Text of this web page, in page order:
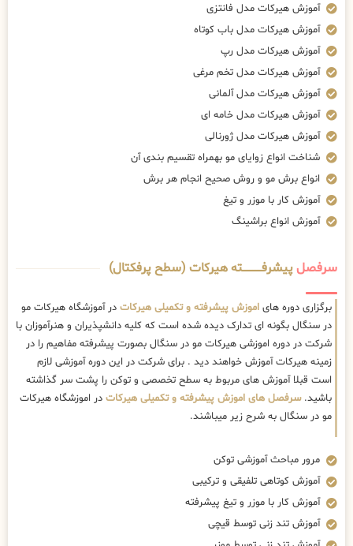
آموزش هیرکات مدل فانتزی
آموزش هیرکات مدل باب کوتاه
آموزش هیرکات مدل رپ
آموزش هیرکات مدل تخم مرغی
آموزش هیرکات مدل آلمانی
آموزش هیرکات مدل خامه ای
آموزش هیرکات مدل ژورنالی
شناخت انواع زوایای مو بهمراه تقسیم بندی آن
انواع برش مو و روش صحیح انجام هر برش
آموزش کار با موزر و تیغ
آموزش انواع براشینگ
سرفصلپیشرفــــــــــــته هیرکات (سطح پرفکتال)
برگزاری دوره های اموزش پیشرفته و تکمیلی هیرکات در آموزشگاه هیرکات مو
در سنگال بگونه ای تدارک دیده شده است که کلیه دانشپذیران و هنرآموزان با
شرکت در دوره اموزشی هیرکات مو در سنگال بصورت پیشرفته مفاهیم را در
زمینه هیرکات آموزش خواهند دید . برای شرکت در این دوره آموزشی لازم
است قبلا آموزش های مربوط به سطح تخصصی و توکن را پشت سر گذاشته
باشید.سرفصل های اموزش پیشرفته و تکمیلی هیرکات در اموزشگاه هیرکات
مو در سنگال به شرح زیر میباشند.
مرور مباحث آموزشی توکن
آموزش کوتاهی تلفیقی و ترکیبی
آموزش کار با موزر و تیغ پیشرفته
آموزش تند زنی توسط قیچی